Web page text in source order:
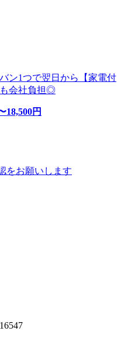
ン1つで翌日から【家電付
会社負担◎
18,500円
をお願いします